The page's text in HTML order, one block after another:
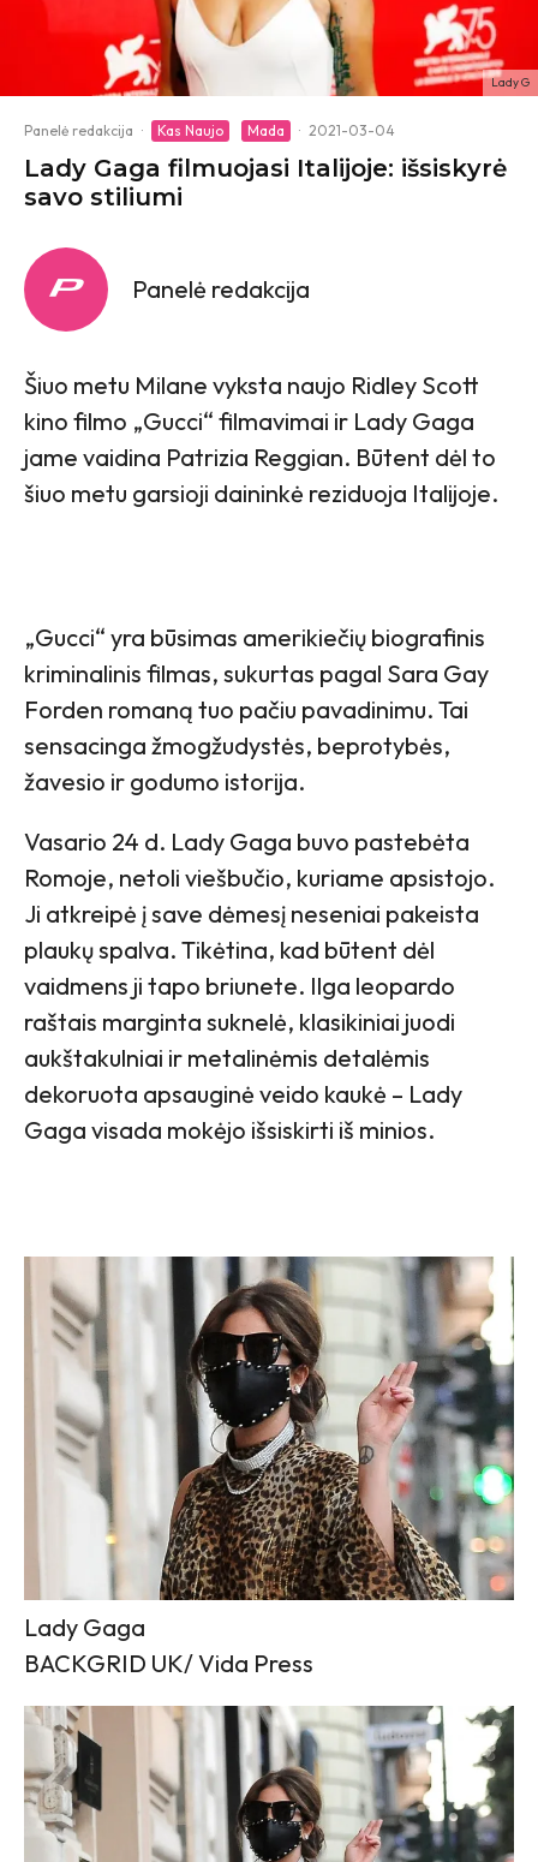
Lady G
Panelė redakcija · Kas Naujo Mada · 2021-03-04
Lady Gaga filmuojasi Italijoje: išsiskyrė
savo stiliumi
Panelė redakcija
Šiuo metu Milane vyksta naujo Ridley Scot​t
kino filmo „Gucci“ filmavimai ir Lady Gaga
jame vaidina Patrizia Reggian. Būtent dėl to
šiuo metu garsioji daininkė reziduoja Italijoje.
„Gucci“ yra būsimas amerikiečių biografinis
kriminalinis filmas, sukurtas pagal Sara Gay
Forden romaną tuo pačiu pavadinimu. Tai
sensacinga žmogžudystės, beprotybės,
žavesio ir godumo istorija.
Vasario 24 d. Lady Gaga buvo pastebėta
Romoje, netoli viešbučio, kuriame apsistojo.
Ji atkreipė į save dėmesį neseniai pakeista
plaukų spalva. Tikėtina, kad būtent dėl
vaidmens ji tapo briunete. Ilga leopardo
raštais marginta suknelė, klasikiniai juodi
aukštakulniai ir metalinėmis detalėmis
dekoruota apsauginė veido kaukė – Lady
Gaga visada mokėjo išsiskirti iš minios.
Lady Gaga
BACKGRID UK/ Vida Press